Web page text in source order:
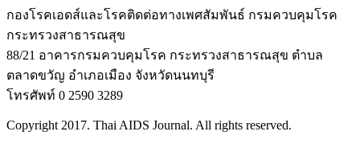
กองโรคเอดส์และโรคติดต่อทางเพศสัมพันธ์ กรมควบคุมโรค
กระทรวงสาธารณสุข
88/21 อาคารกรมควบคุมโรค กระทรวงสาธารณสุข ตำบล
ตลาดขวัญ อำเภอเมือง จังหวัดนนทบุรี
โทรศัพท์ 0 2590 3289
Copyright 2017. Thai AIDS Journal. All rights reserved.